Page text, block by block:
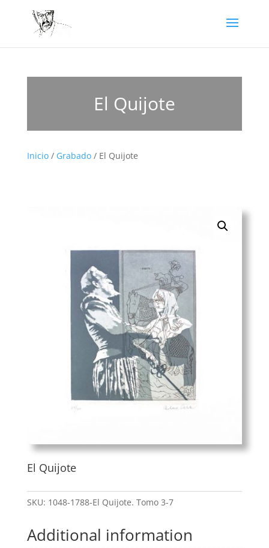
El Quijote
Inicio/ Grabado/ El Quijote
El Quijote
SKU: 1048-1788-El Quijote. Tomo 3-7
Additional information